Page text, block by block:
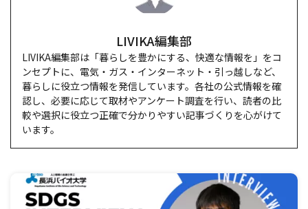
LIVIKA編集部
LIVIKA編集部は「暮らしを豊かにする、快適な情報を」をコ
ンセプトに、電気・ガス・インターネット・引っ越しなど、
暮らしに役立つ情報を発信しています。各社の公式情報を確
認し、必要に応じて取材やアンケート調査を行い、読者の比
較や選択に役立つ正確で分かりやすい記事づくりを心がけて
います。